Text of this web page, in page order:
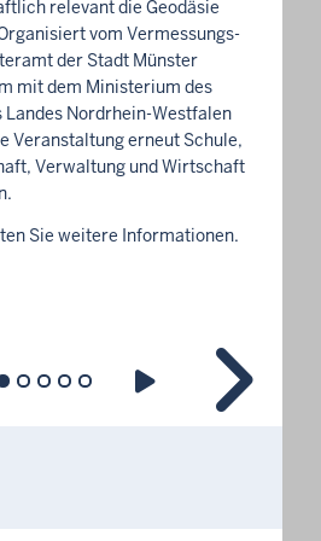
relevant die Geodäsie
vom Vermessungs-
der Stadt Münster
mit dem Ministerium des
Landes Nordrhein-Westfalen
Veranstaltung erneut Schule,
Verwaltung und Wirtschaft
Sie weitere Informationen.